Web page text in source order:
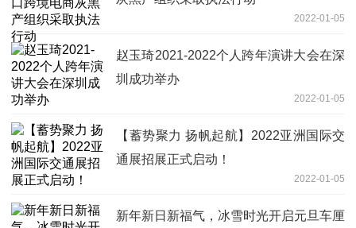
2022-01-05
赵玉琦2021-2022个人跨年演讲大会在深
圳成功举办
2022-01-05
【蓄势聚力 扬帆起航】2022亚洲国际交
通展招展正式启动！
2022-01-05
新年新日新福气，冰雪时光开启元旦车厘